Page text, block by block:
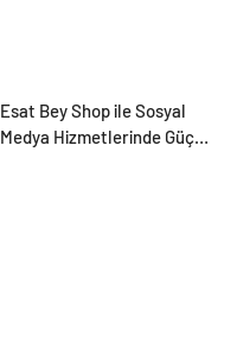
Esat Bey Shop ile Sosyal
Medya Hizmetlerinde Güçlü